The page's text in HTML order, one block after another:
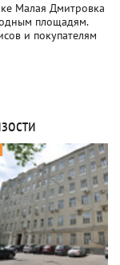
Малая Дмитровка
площадям.
и покупателям